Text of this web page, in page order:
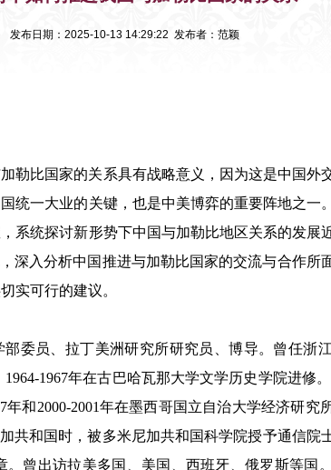
发布日期：2025-10-13 14:29:22 发布者：范颖
勒比国家的关系具有战略意义，因为这是中国外
统一大业的关键，也是中美博弈的重要阵地之一
系统探讨新形势下中国与加勒比地区关系的发展
深入分析中国推进与加勒比国家的交流与合作所
实可行的建议。
委员、拉丁美洲研究所研究员、博导。曾任浙
1964-1967年在古巴哈瓦那大学文学历史学院进修。
年和2000-2001年在墨西哥国立自治大学经济研究
共和国时，被多米尼加共和国科学院授予通信院
。曾出访拉美多国、美国、西班牙、俄罗斯等国